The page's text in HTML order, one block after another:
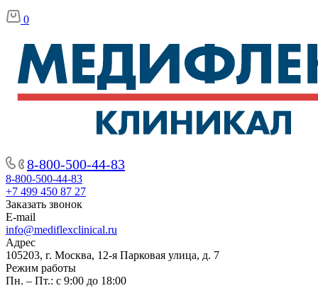
0
8-800-500-44-83
8-800-500-44-83
+7 499 450 87 27
Заказать звонок
E-mail
info@mediflexclinical.ru
Адрес
105203, г. Москва, 12-я Парковая улица, д. 7
Режим работы
Пн. – Пт.: с 9:00 до 18:00